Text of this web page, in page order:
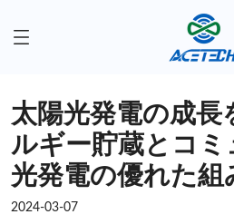
太陽光発電の成長
ルギー貯蔵とコ
光発電の優れた組
2024-03-07